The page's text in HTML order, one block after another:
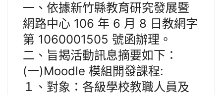
一、依據新竹縣教育研究發展暨
網路中心 106 年 6 月 8 日教網字
第 1060001505 號函辦理。
二、旨揭活動訊息摘要如下：
(一)Moodle 模組開發課程:
１、對象：各級學校教職人員及